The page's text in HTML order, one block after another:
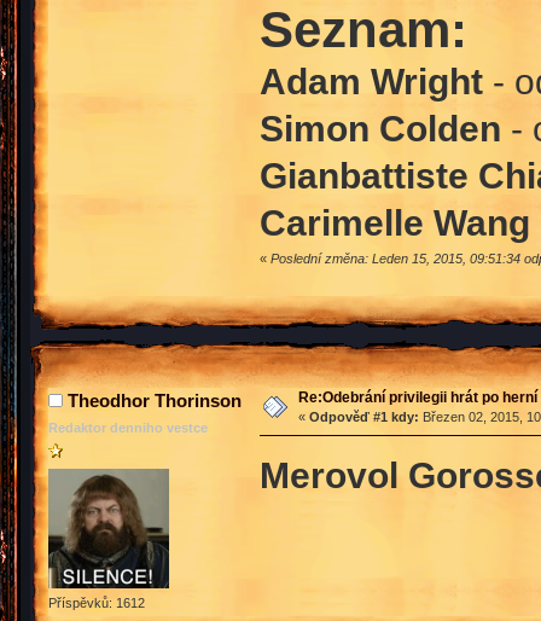
Seznam:
Adam Wright-
Simon Colden -
Gianbattiste
Carimelle Wang
« Poslední změna: Leden 15, 2015, 09:51:34
Theodhor Thorinson
Redaktor denniho vestce
Příspěvků: 1612
Re:Odebrání privilegii hrát po herní
« Odpověď #1 kdy: Březen 02, 2015,
Merovol